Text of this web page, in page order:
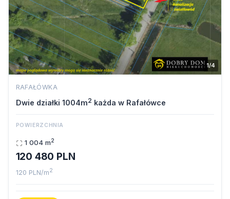
1/4
RAFAŁÓWKA
Dwie działki 1004m2 każda w Rafałówce
POWIERZCHNIA
1 004 m2
120 480 PLN
120 PLN/m2